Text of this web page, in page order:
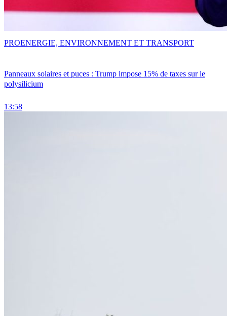
Panneaux solaires et puces : Trump impose 15% de taxes sur le
polysilicium
13:58
PROENERGIE, ENVIRONNEMENT ET TRANSPORT